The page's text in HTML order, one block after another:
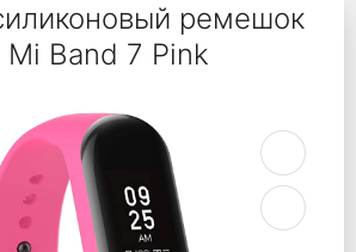
ремешок
Band 7 Pink